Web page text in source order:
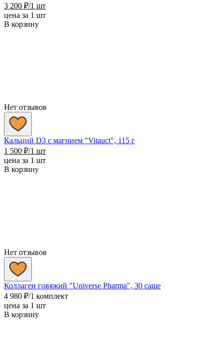
3 200 ₽/1 шт
цена за 1 шт
В корзину
Нет отзывов
Кальций D3 с магнием "Vitauct", 115 г
1 500 ₽/1 шт
цена за 1 шт
В корзину
Нет отзывов
Коллаген говяжий "Universe Pharma", 30 саше
4 980 ₽/1 комплект
цена за 1 шт
В корзину